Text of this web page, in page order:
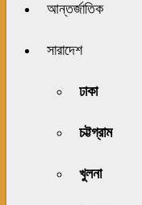
আন্তর্জাতিক
সারাদেশ
ঢাকা
চট্টগ্রাম
খুলনা